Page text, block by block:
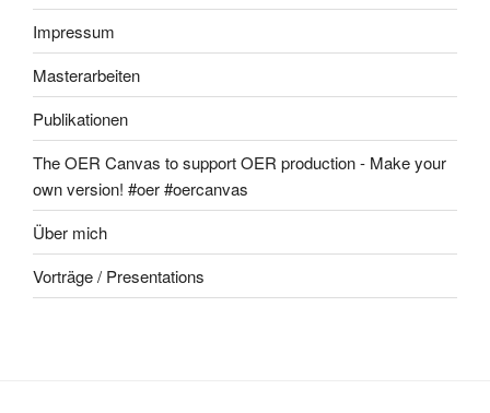
Impressum
Masterarbeiten
Publikationen
The OER Canvas to support OER production - Make your
own version! #oer #oercanvas
Über mich
Vorträge / Presentations